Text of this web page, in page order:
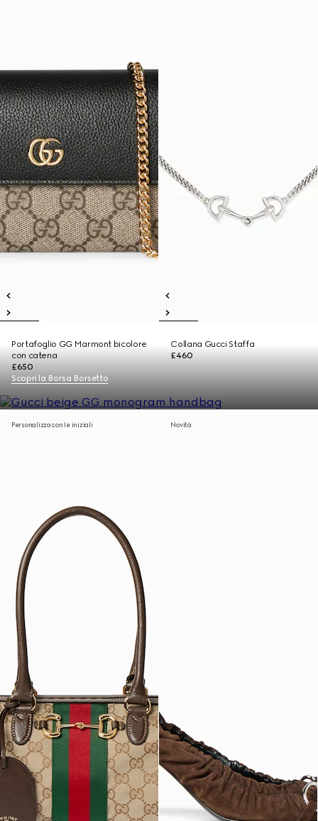
Portafoglio GG Marmont bicolore
con catena
£650
Collana Gucci Staffa
£460
Scopri la Borsa Borsetto
Personalizza con le iniziali Novità